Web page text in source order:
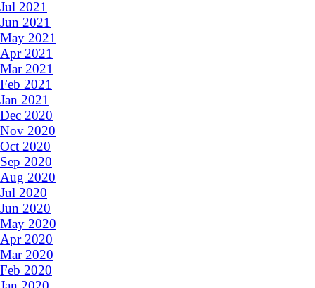
Jul 2021
Jun 2021
May 2021
Apr 2021
Mar 2021
Feb 2021
Jan 2021
Dec 2020
Nov 2020
Oct 2020
Sep 2020
Aug 2020
Jul 2020
Jun 2020
May 2020
Apr 2020
Mar 2020
Feb 2020